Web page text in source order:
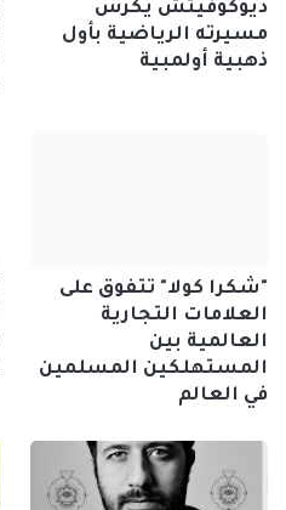
ديوكوفيتش يكرس
مسيرته الرياضية بأول
ذهبية أولمبية
"شكرا كولا" تتفوق على
العلامات التجارية
العالمية بين
المستهلكين المسلمين
في العالم